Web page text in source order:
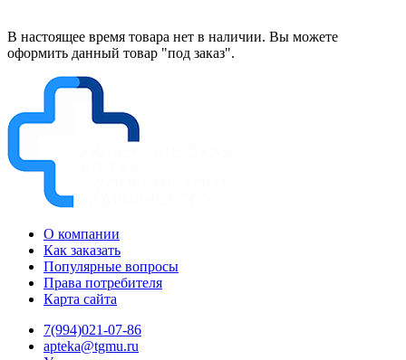
В настоящее время товара нет в наличии. Вы можете
оформить данный товар "под заказ".
О компании
Как заказать
Популярные вопросы
Права потребителя
Карта сайта
7(994)021-07-86
apteka@tgmu.ru